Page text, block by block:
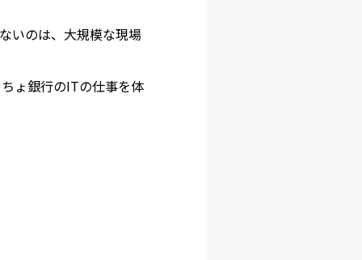
いのは、大規模な現場
ょ銀行のITの仕事を体